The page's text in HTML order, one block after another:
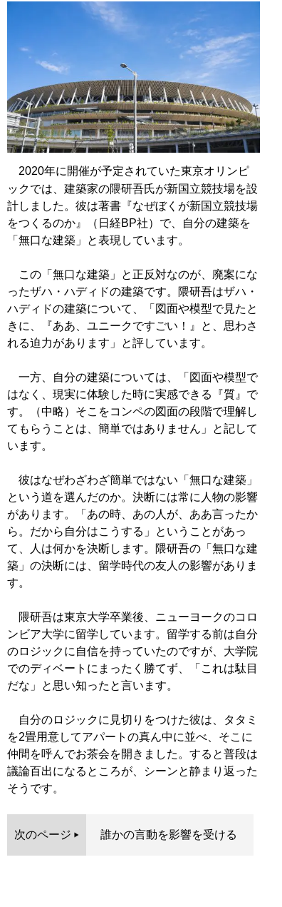
2020年に開催が予定されていた東京オリンピ
ックでは、建築家の隈研吾氏が新国立競技場を設
計しました。彼は著書『なぜぼくが新国立競技場
をつくるのか』（日経BP社）で、自分の建築を
「無口な建築」と表現しています。
この「無口な建築」と正反対なのが、廃案にな
ったザハ・ハディドの建築です。隈研吾はザハ・
ハディドの建築について、「図面や模型で見たと
きに、『ああ、ユニークですごい！』と、思わさ
れる迫力があります」と評しています。
一方、自分の建築については、「図面や模型で
はなく、現実に体験した時に実感できる『質』で
す。（中略）そこをコンペの図面の段階で理解し
てもらうことは、簡単ではありません」と記して
います。
彼はなぜわざわざ簡単ではない「無口な建築」
という道を選んだのか。決断には常に人物の影響
があります。「あの時、あの人が、ああ言ったか
ら。だから自分はこうする」ということがあっ
て、人は何かを決断します。隈研吾の「無口な建
築」の決断には、留学時代の友人の影響がありま
す。
隈研吾は東京大学卒業後、ニューヨークのコロ
ンビア大学に留学しています。留学する前は自分
のロジックに自信を持っていたのですが、大学院
でのディベートにまったく勝てず、「これは駄目
だな」と思い知ったと言います。
自分のロジックに見切りをつけた彼は、タタミ
を2畳用意してアパートの真ん中に並べ、そこに
仲間を呼んでお茶会を開きました。すると普段は
議論百出になるところが、シーンと静まり返った
そうです。
次のページ 誰かの言動を影響を受ける